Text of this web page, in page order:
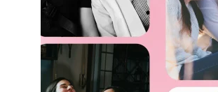
Comment savoir si elle est
célibataire ?